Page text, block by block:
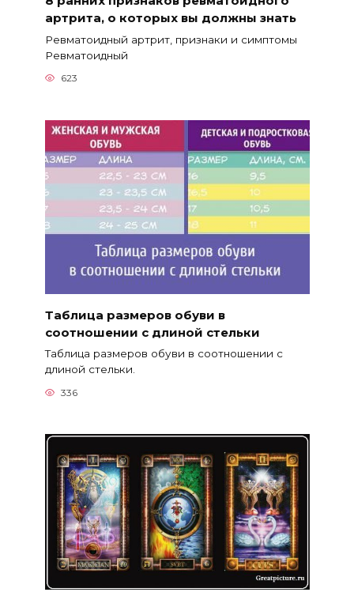
артрита, о которых вы должны знать
Ревматоидный артрит, признаки и симптомы
Ревматоидный
623
Таблица размеров обуви в
соотношении с длиной стельки
Таблица размеров обуви в соотношении с
длиной стельки.
336